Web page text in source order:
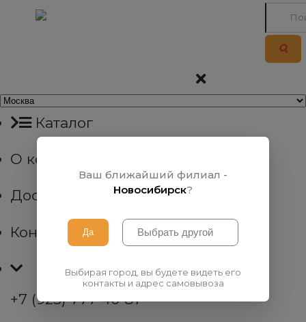
Каталог
О компании
Доставка
Контакты
+7 (923) 777 40 81
Ваш ближайший филиал -
Новосибирск?
Выбирая город, вы будете видеть его
контакты и адрес самовывоза